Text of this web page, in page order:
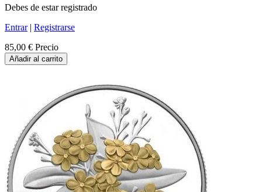
Debes de estar registrado
Entrar| Registrarse
85,00 € Precio
Añadir al carrito